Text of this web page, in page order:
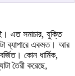
এত সমাচার, যুক্তি
ব্যাপারে একমত। আর
কোন ধার্মিক,
তৈরী করেছে,